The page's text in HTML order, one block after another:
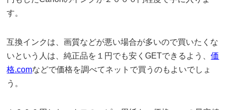
す。
互換インクは、画質などが悪い場合が多いので買いたくな
いという人は、純正品を１円でも安くGETできるよう、価
格.comなどで価格を調べてネットで買うのもよいでしょ
う。